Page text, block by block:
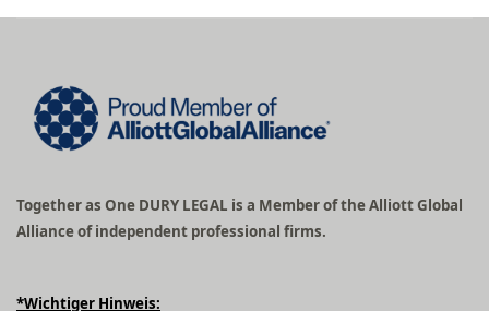
Together as One DURY LEGAL is a Member of the Alliott Global
Alliance of independent professional firms.
*Wichtiger Hinweis: